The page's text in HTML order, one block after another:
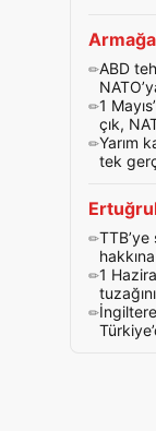
ABD
1
çık,
Yarım
tek
TTB’ye
1